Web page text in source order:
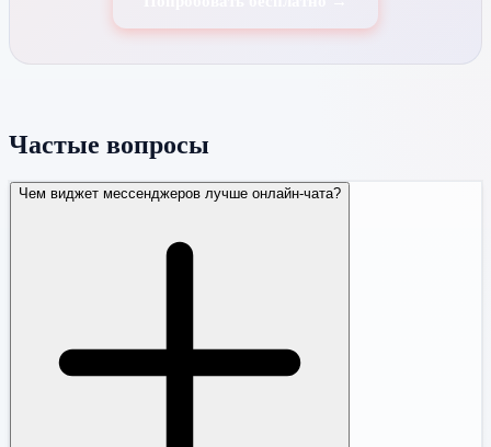
Частые вопросы
Чем виджет мессенджеров лучше онлайн-чата?